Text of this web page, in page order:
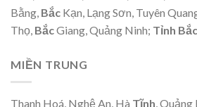
Bằng, Bắc Kạn, Lạng Sơn, Tuyên
Thọ, BắcGiang, Quảng Ninh; Tỉnh Bắc
MIỀN TRUNG
Thanh Hoá, Nghệ An, Hà Tĩnh ,